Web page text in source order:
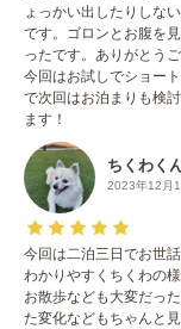
ょっかい出したりしな
です。ゴロンとお腹を
ったです。ありがとうご
今回はお試しでショー
で次回はお泊まりも検
ます！
ちくわく
2023年12月
今回は二泊三日でお世
わかりやすくちくわの
お散歩なども大変だっ
た変化などもちゃんと